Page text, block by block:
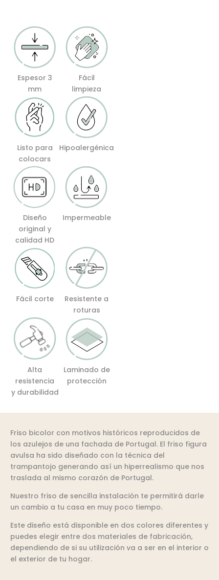
Espesor 3
mm
Fácil
limpieza
Listo para
colocars
Hipoalergénica
Diseño
original y
calidad HD
Impermeable
Fácil corte
Resistente a
roturas
Alta
resistencia
y durabilidad
Laminado de
protección
Friso bicolor con motivos históricos reproducidos de
los azulejos de una fachada de Portugal. El friso figura
avulsa ha sido diseñado con la técnica del
trampantojo generando así un hiperrealismo que nos
traslada al mismo corazón de Portugal.
Nuestro friso de sencilla instalación te permitirá darle
un cambio a tu casa en muy poco tiempo.
Este diseño está disponible en dos colores diferentes y
puedes elegir entre dos materiales de fabricación,
dependiendo de si su utilización va a ser en el interior o
el exterior de tu hogar.